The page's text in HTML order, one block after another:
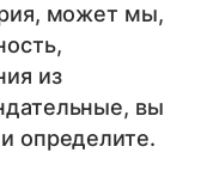
может мы,
из
вы
определите.